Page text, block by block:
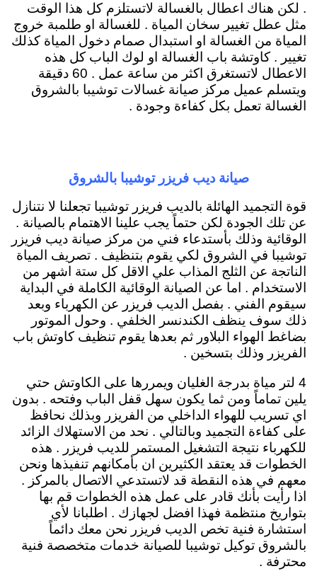
. لكن هناك اعطال بالغسالة لاتستلزم كل هذا الوقت
مثل عطل تغيير سخان المياة . للغسالة او طلمبة خروج
المياة من الغسالة او استبدال صمام دخول المياة كذلك
تغيير . كاوتشة باب الغسالة او لوك الباب كل هذه
الاعطال لاتستغرق اكثر من ساعة عمل . 60 دقيقة
ويتسلم عميل مركز صيانة غسالات توشيبا بالشروق
الغسالة تعمل بكل كفاءة وجودة .
صيانة ديب فريزر توشيبا بالشروق
قوة التجميد الهائلة بالديب فريزر توشيبا تجعلنا لا نتنازل
عن تلك الجودة لكن حتماً يجب علينا الاهتمام بالصيانة .
الوقائية وذلك بأستدعاء فني من مركز صيانة ديب فريزر
توشيبا في الشروق لكي يقوم بتنظيف . تصريف المياة
الناتجة عن الثلج المذاب علي الاقل كل ستة اشهر من
الاستخدام . اما عن الصيانة الوقائية الكاملة في البداية
سيقوم الفني . بفصل الديب فريزر عن الكهرباء وبعد
ذلك سوف ينظف الكندنسر الخلفي . وحول الموتور
بضاغط الهواء البلاور ثم بعدها يقوم تنظيف كاوتش باب
الفريزر وذلك بتسخين .
4 لتر مياة بدرجة الغليان ويمررها على الكاوتش حتي
يلين تماماً ومن ثما يكون سهل قفل الباب وفتحه . بدون
اي تسريب للهواء الداخلي من الفريزر وبذلك نحافظ
على كفاءة التجميد وبالتالي . نحد من الاستهلاك الزائد
للكهرباء نتيجة التشغيل المستمر للديب فريزر . هذه
الخطوات قد يعتقد الكثيرين ان بأمكانهم تنفيذها ونحن
معهم في هذه النقطة قد لاتستدعي الاتصال بالمركز .
اذا رأيت بأنك قادر على عمل هذه الخطوات قم بها
بتواريخ منتظمة فهذا افضل لجهازك . اطلبانا لأي
استشارة فنية تخص الديب فريزر نحن معك دائماً
بالشروق توكيل توشيبا للصيانة خدمات متخصصة فنية
محترفة .